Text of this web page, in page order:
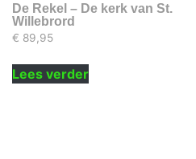
De Rekel – De kerk van St.
Willebrord
€ 89,95
Lees verder